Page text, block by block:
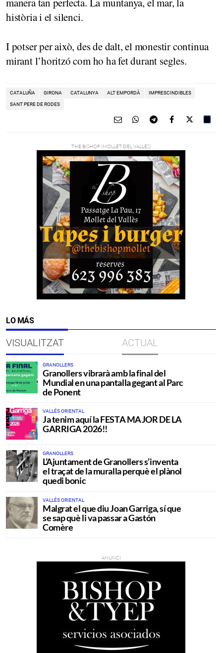
història i el silenci.
I potser per això, des de dalt, el monestir continua
mirant l’horitzó com ho ha fet durant segles.
CATALUÑA GIRONA CATALUNYA ALT EMPORDÀ IMPRESCINDIBLES
SANT PERE DE RODES
LO MÁS
VISUALITZAT ACTUAL
GRANOLLERS
Granollers vibrarà amb la final del
Mundial en una pantalla gegant al Parc
de Ponent
VALLÉS ORIENTAL
Ja tenim aquí la FESTA MAJOR DE LA
GARRIGA 2026!!
GRANOLLERS
L’Ajuntament de Granollers s’inventa
el traçat de la muralla perquè el plànol
quedi bonic
VALLÉS ORIENTAL
Malgrat el que diu Joan Garriga, sí que
se sap què li va passar a Gastón
Comère